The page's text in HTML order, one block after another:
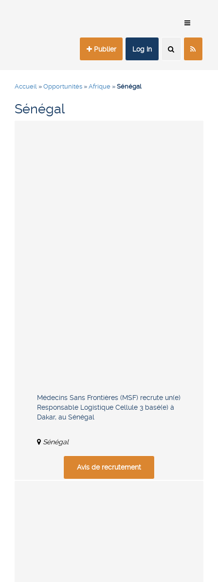
Publier Log In
Accueil » Opportunités » Afrique » Sénégal
Sénégal
Médecins Sans Frontières (MSF) recrute un(e)
Responsable Logistique Cellule 3 basé(e) à
Dakar, au Sénégal
Sénégal
Avis de recrutement